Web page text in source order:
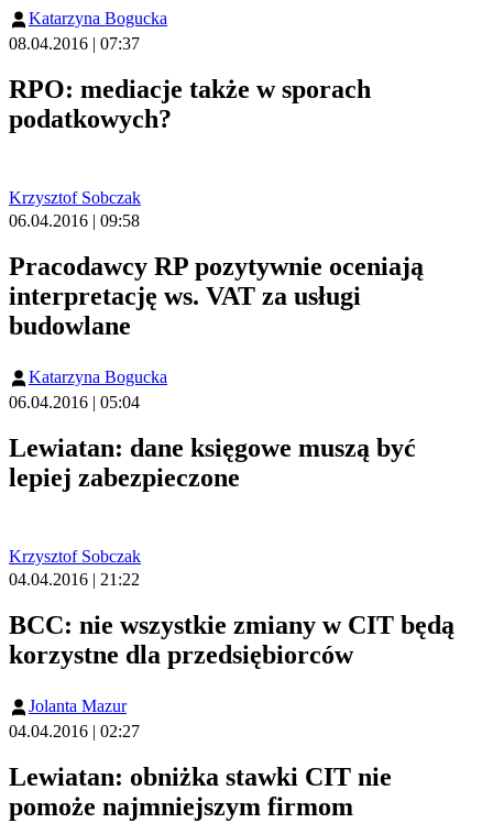
Katarzyna Bogucka
08.04.2016 | 07:37
RPO: mediacje także w sporach
podatkowych?
Krzysztof Sobczak
06.04.2016 | 09:58
Pracodawcy RP pozytywnie oceniają
interpretację ws. VAT za usługi
budowlane
Katarzyna Bogucka
06.04.2016 | 05:04
Lewiatan: dane księgowe muszą być
lepiej zabezpieczone
Krzysztof Sobczak
04.04.2016 | 21:22
BCC: nie wszystkie zmiany w CIT będą
korzystne dla przedsiębiorców
Jolanta Mazur
04.04.2016 | 02:27
Lewiatan: obniżka stawki CIT nie
pomoże najmniejszym firmom